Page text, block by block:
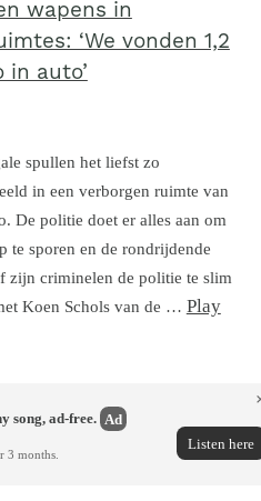
wapens in
‘We vonden 1,2
in auto’
spullen het liefst zo
in een verborgen ruimte van
De politie doet er alles aan om
te sporen en de rondrijdende
zijn criminelen de politie te slim
Koen Schols van de … Play
song, ad-free. Ad
3 months.
Listen here